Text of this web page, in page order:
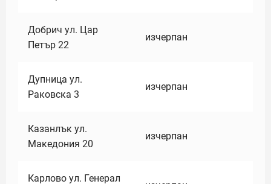
Добрич ул. Цар
Петър 22
изчерпан
Дупница ул.
Раковска 3
изчерпан
Казанлък ул.
Македония 20
изчерпан
Карлово ул. Генерал